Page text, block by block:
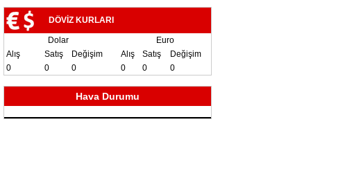
DÖVİZ KURLARI
Dolar
Euro
Alış
Satış Değişim Alış Satış
Değişim
0
0 0 0 0 0
Hava Durumu